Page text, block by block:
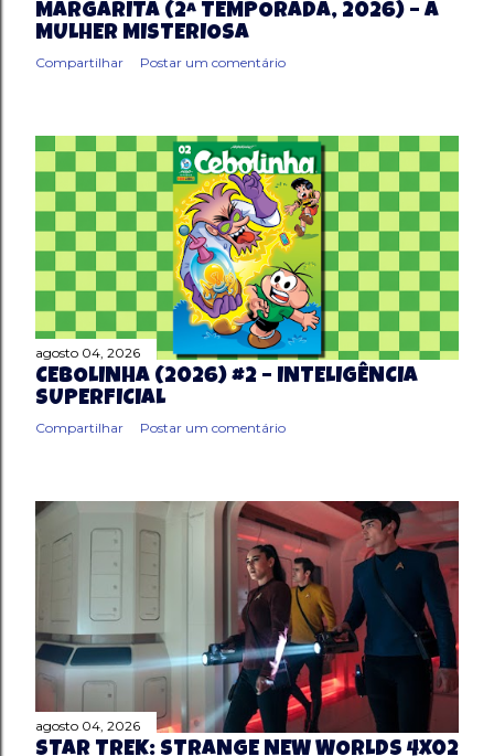
MARGARITA (2ª TEMPORADA, 2026) – A
MULHER MISTERIOSA
Compartilhar Postar um comentário
agosto 04, 2026
CEBOLINHA (2026) #2 – INTELIGÊNCIA
SUPERFICIAL
Compartilhar Postar um comentário
agosto 04, 2026
STAR TREK: STRANGE NEW WORLDS 4X02